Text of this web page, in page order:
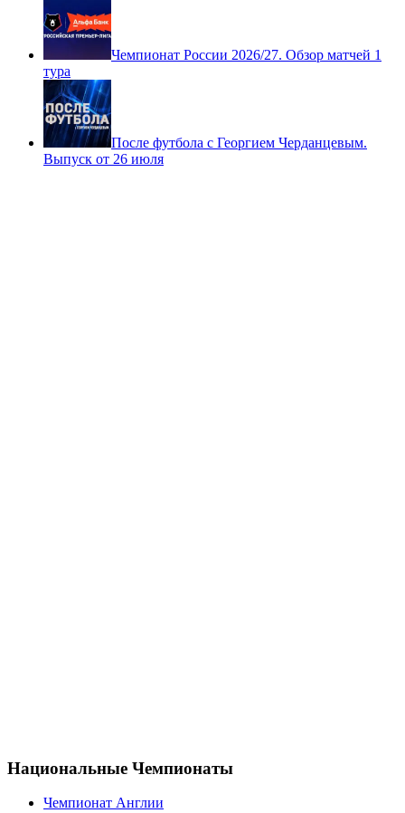
Чемпионат России 2026/27. Обзор матчей 1
тура
После футбола с Георгием Черданцевым.
Выпуск от 26 июля
Национальные Чемпионаты
Чемпионат Англии